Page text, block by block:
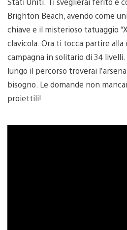
Brighton Beach, avendo come
chiave e il misterioso tatuaggio
clavicola. Ora ti tocca partire
campagna in solitario di 34
lungo il percorso troverai
bisogno. Le domande non
proiettili!